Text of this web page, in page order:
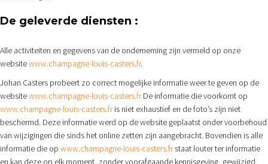
De geleverde diensten :
Alle activiteiten en gegevens van de onderneming zijn vermeld op onze
websitewww.champagne-louis-casters.fr.
Johan Casters probeert zo correct mogelijke informatie weer te geven op de
websitewww.champagne-louis-casters.fr De informatie die voorkomt op
www.champagne-louis-casters.fr is niet exhaustief en de foto’s zijn niet
beschermd. Deze informatie werd op de website geplaatst onder voorbehoud
van wijzigingen die sinds het online zetten zijn aangebracht. Bovendien is alle
informatie die op www.champagne-louis-casters.fr staat louter ter informatie
en kan deze op elk moment, zonder voorafgaande kennisgeving, gewijzigd